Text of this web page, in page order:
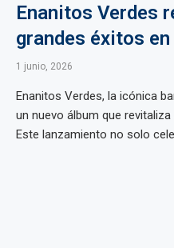
Enanitos Verdes
grandes éxitos en
1 junio, 2026
Enanitos Verdes, la icónica
un nuevo álbum que
Este lanzamiento no solo